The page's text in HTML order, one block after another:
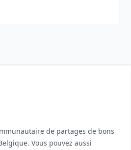
de partages de bons
Vous pouvez aussi